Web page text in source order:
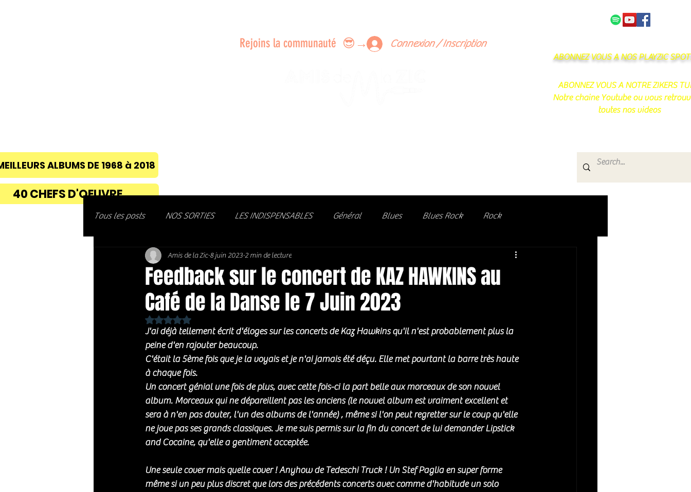
Connexion / Inscription
ABONNEZ VOUS A NOS PLAYZIC
ABONNEZ VOUS A NOTRE ZIKERS
Notre chaine Youtube ou vous
toutes nos videos
ALBUMS DE 1968 à 2018
Découvrez des artistes, vibrez aux concerts et rejoignez une communauté de passionnés !
Rejoins la communauté 😎→
40 CHEFS D'OEUVRE
Tous les posts NOS SORTIES LES INDISPENSABLES Général Blues Blues Rock Rock
Soft Rock / Folk Jazz Soul / Funk / Rhythm Blues
Country / Americana
Feedback sur le concert de KAZ HAWKINS au
Café de la Danse le 7 Juin 2023
Amis de la Zic 8 juin 2023 2 min de lecture
Noté NaN étoiles sur 5.
J'ai déjà tellement écrit d'éloges sur les concerts de Kaz Hawkins qu'il n'est probablement plus la
peine d'en rajouter beaucoup.
C'était la 5ème fois que je la voyais et je n'ai jamais été déçu. Elle met pourtant la barre très haute
à chaque fois.
Un concert génial une fois de plus, avec cette fois-ci la part belle aux morceaux de son nouvel
album. Morceaux qui ne dépareillent pas les anciens (le nouvel album est vraiment excellent et
sera à n'en pas douter, l'un des albums de l'année) , même si l'on peut regretter sur le coup qu'elle
ne joue pas ses grands classiques. Je me suis permis sur la fin du concert de lui demander Lipstick
and Cocaine, qu'elle a gentiment acceptée.
Une seule cover mais quelle cover ! Anyhow de Tedeschi Truck ! Un Stef Paglia en super forme
même si un peu plus discret que lors des précédents concerts avec comme d'habitude un solo